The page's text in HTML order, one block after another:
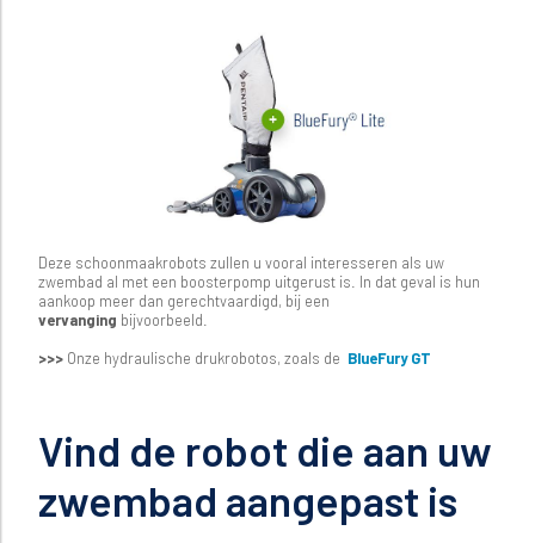
Deze schoonmaakrobots zullen u vooral interesseren als uw
zwembad al met een boosterpomp uitgerust is. In dat geval is hun
aankoop meer dan gerechtvaardigd, bij een
vervanging bijvoorbeeld.
>>> Onze hydraulische drukrobotos, zoals de BlueFury GT
Vind de robot die aan uw
zwembad aangepast is